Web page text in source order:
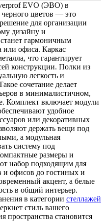
EVO (ЭВО) в
черного цветов — это
для организации
дизайну и
гармоничным
или офиса. Каркас
что гарантирует
конструкции. Полки из
легкость и
сочетание делает
в минималистичном,
Комплект включает модули
удобное
или декоративных
держать вещи под
а модульная
систему под
размеры и
набор подходящим для
офисов до гостиных и
акцент, а белые
в общий интерьер.
в категории стеллажей
стиль вашего
пространства становится